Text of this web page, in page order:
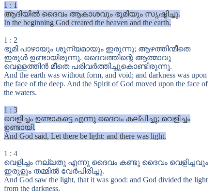
1 : 1
ആദിയിൽ ദൈവം ആകാശവും ഭൂമിയും സൃഷ്ടിച്ചു.
In the beginning God created the heaven and the earth.
1 : 2
ഭൂമി പാഴായും ശൂന്യമായും ഇരുന്നു; ആഴത്തിന്മീതെ
ഇരുൾ ഉണ്ടായിരുന്നു. ദൈവത്തിന്റെ ആത്മാവു
വെള്ളത്തിൻ മീതെ പരിവർത്തിച്ചുകൊണ്ടിരുന്നു.
And the earth was without form, and void; and darkness was upon
the face of the deep. And the Spirit of God moved upon the face of
the waters.
1 : 3
വെളിച്ചം ഉണ്ടാകട്ടെ എന്നു ദൈവം കല്പിച്ചു; വെളിച്ചം
ഉണ്ടായി.
And God said, Let there be light: and there was light.
1 : 4
വെളിച്ചം നല്ലതു എന്നു ദൈവം കണ്ടു ദൈവം വെളിച്ചവും
ഇരുളും തമ്മിൽ വേർപിരിച്ചു.
And God saw the light, that it was good: and God divided the light
from the darkness.